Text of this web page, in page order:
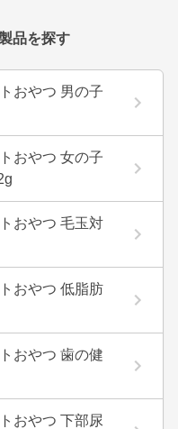
品を探す
おやつ 男の子
おやつ 女の子
おやつ 毛玉対
おやつ 低脂肪
おやつ 歯の健
おやつ 下部尿